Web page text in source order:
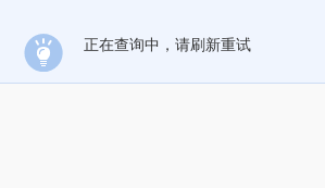
正在查询中，请刷新重试